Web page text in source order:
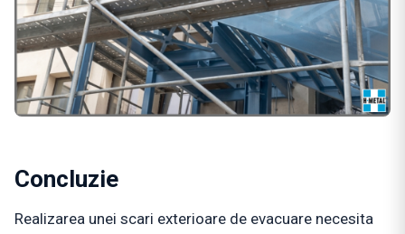
Concluzie
Realizarea unei scari exterioare de evacuare necesita